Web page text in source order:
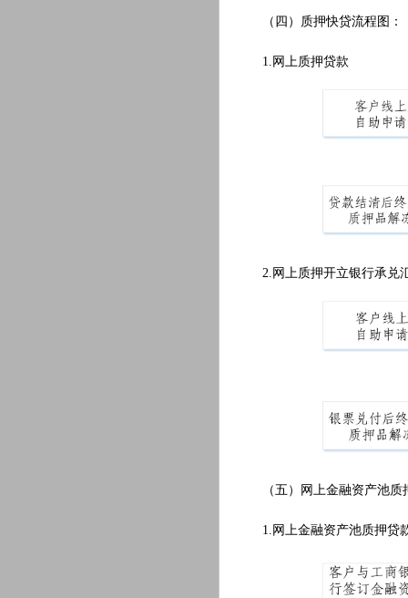
（四）质押快贷流程图：
1.网上质押贷款
2.网上质押开立银行承兑
（五）网上金融资产池质
1.网上金融资产池质押贷